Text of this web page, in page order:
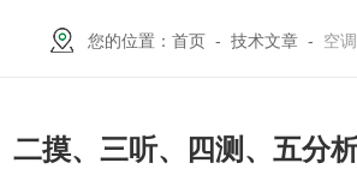
您的位置： 首页 - 技术文章 - 空
二摸、三听、四测、五分